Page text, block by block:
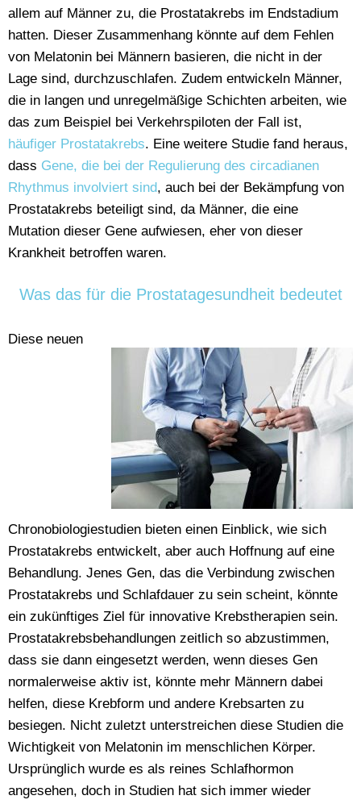
allem auf Männer zu, die Prostatakrebs im Endstadium
hatten. Dieser Zusammenhang könnte auf dem Fehlen
von Melatonin bei Männern basieren, die nicht in der
Lage sind, durchzuschlafen. Zudem entwickeln Männer,
die in langen und unregelmäßige Schichten arbeiten, wie
das zum Beispiel bei Verkehrspiloten der Fall ist,
häufiger Prostatakrebs. Eine weitere Studie fand heraus,
dass Gene, die bei der Regulierung des circadianen
Rhythmus involviert sind, auch bei der Bekämpfung von
Prostatakrebs beteiligt sind, da Männer, die eine
Mutation dieser Gene aufwiesen, eher von dieser
Krankheit betroffen waren.
Was das für die Prostatagesundheit bedeutet
Diese neuen
Chronobiologiestudien bieten einen Einblick, wie sich
Prostatakrebs entwickelt, aber auch Hoffnung auf eine
Behandlung. Jenes Gen, das die Verbindung zwischen
Prostatakrebs und Schlafdauer zu sein scheint, könnte
ein zukünftiges Ziel für innovative Krebstherapien sein.
Prostatakrebsbehandlungen zeitlich so abzustimmen,
dass sie dann eingesetzt werden, wenn dieses Gen
normalerweise aktiv ist, könnte mehr Männern dabei
helfen, diese Krebform und andere Krebsarten zu
besiegen. Nicht zuletzt unterstreichen diese Studien die
Wichtigkeit von Melatonin im menschlichen Körper.
Ursprünglich wurde es als reines Schlafhormon
angesehen, doch in Studien hat sich immer wieder